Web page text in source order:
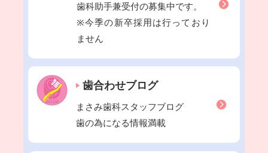
2022年06月
2022年05月
2022年03月
2022年02月
2022年01月
2021年12月
2021年11月
歯科助手兼受付の募集中です。
※今季の新卒採用は行っており
ません
歯合わせブログ
まさみ歯科スタッフブログ
歯の為になる情報満載